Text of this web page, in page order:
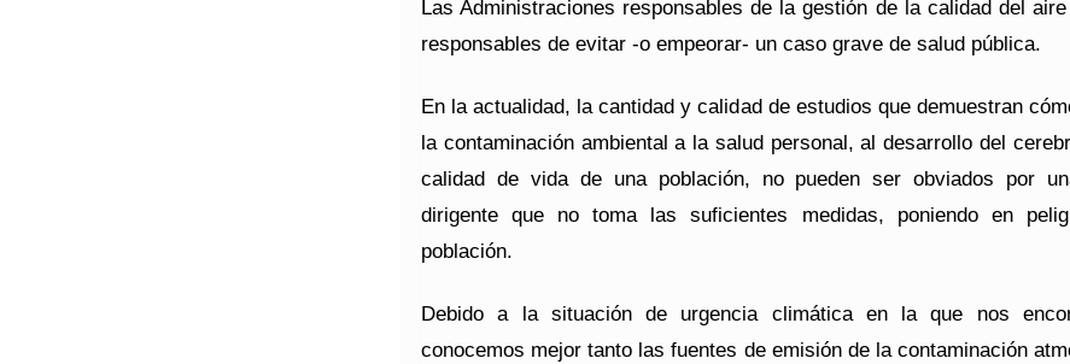
Las Administraciones responsables de la gestión de la calidad del
responsables de evitar -o empeorar- un caso grave de salud pública.
En la actualidad, la cantidad y calidad de estudios que demuestran
la contaminación ambiental a la salud personal, al desarrollo del
calidad de vida de una población, no pueden ser obviados por
dirigente que no toma las suficientes medidas, poniendo en
población.
Debido a la situación de urgencia climática en la que nos
conocemos mejor tanto las fuentes de emisión de la contaminación